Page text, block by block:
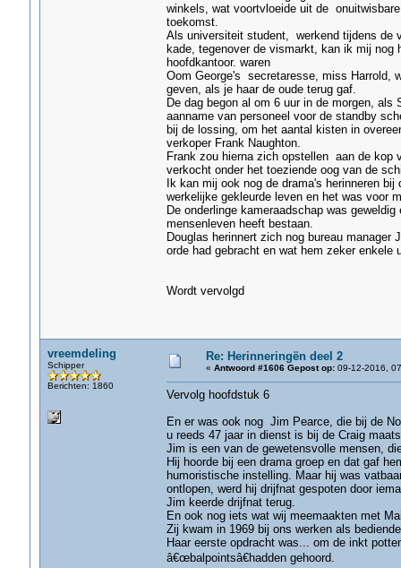
winkels, wat voortvloeide uit de
toekomst.
Als universiteit student, werkend tijdens de
kade, tegenover de vismarkt, kan ik mij nog
hoofdkantoor. waren
Oom George's secretaresse, miss Harrold,
geven, als je haar de oude terug gaf.
De dag begon al om 6 uur in de morgen,
aanname van personeel voor de standby
bij de lossing, om het aantal kisten in
verkoper Frank Naughton.
Frank zou hierna zich opstellen aan de kop
verkocht onder het toeziende oog van de
Ik kan mij ook nog de drama's herinneren
werkelijke gekleurde leven en het was voor
De onderlinge kameraadschap was
mensenleven heeft bestaan.
Douglas herinnert zich nog bureau
orde had gebracht en wat hem zeker
Wordt vervolgd
vreemdeling
Schipper
Berichten: 1860
Re: Herinneringën deel 2
« Antwoord #1606 Gepost op:09-12-2016,
Vervolg hoofdstuk 6
En er was ook nog Jim Pearce, die bij de
u reeds 47 jaar in dienst is bij de Craig
Jim is een van de gewetensvolle mensen,
Hij hoorde bij een drama groep en dat gaf
humoristische instelling. Maar hij was
ontlopen, werd hij drijfnat gespoten door
Jim keerde drijfnat terug.
En ook nog iets wat wij meemaakten met
Zij kwam in 1969 bij ons werken als
Haar eerste opdracht was... om de inkt
â€œbalpointsâ€hadden gehoord.